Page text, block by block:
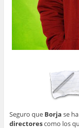
Seguro que Borja se
directorescomo los